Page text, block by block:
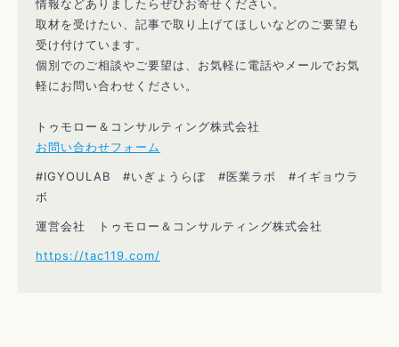
情報などありましたらぜひお寄せください。
取材を受けたい、記事で取り上げてほしいなどのご要望も
受け付けています。
個別でのご相談やご要望は、お気軽に電話やメールでお気
軽にお問い合わせください。
トゥモロー＆コンサルティング株式会社
お問い合わせフォーム
#IGYOULAB #いぎょうらぼ #医業ラボ #イギョウラ
ボ
運営会社 トゥモロー＆コンサルティング株式会社
https://tac119.com/